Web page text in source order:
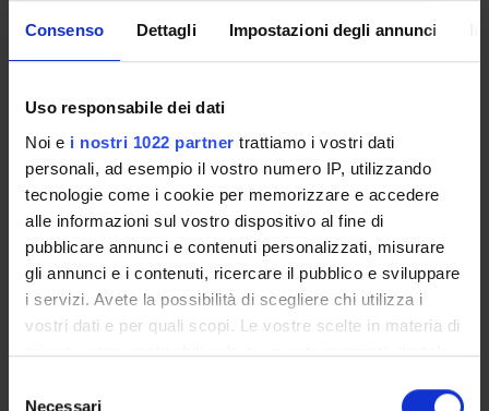
Consenso Dettagli Impostazioni degli annunci
Uso responsabile dei dati
Noi e i nostri 1022 partner trattiamo i vostri dati
personali, ad esempio il vostro numero IP, utilizzando
tecnologie come i cookie per memorizzare e accedere
alle informazioni sul vostro dispositivo al fine di
pubblicare annunci e contenuti personalizzati, misurare
gli annunci e i contenuti, ricercare il pubblico e sviluppare
i servizi. Avete la possibilità di scegliere chi utilizza i
vostri dati e per quali scopi. Le vostre scelte in materia di
privacy sono applicabili solo su questa proprietà digitale
modificare o revocare il proprio consenso in qualsiasi
Necessari
COURSES
PHD PROGRAMMES AND POSTGRADUATE
TRAINING
People
Places
Calendar